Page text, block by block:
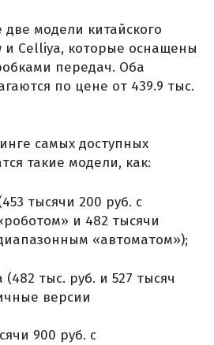
модели китайского
и Celliya, которые оснащены
передач. Оба
по цене от 439.9 тыс.
самых доступных
такие модели, как:
тысячи 200 руб. с
и 482 тысячи
«автоматом»);
тыс. руб. и 527 тысяч
версии
900 руб. с